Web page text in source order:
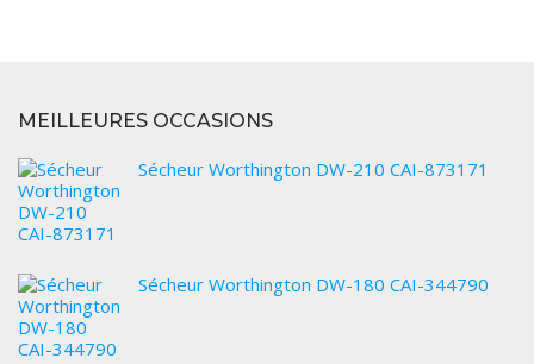
MEILLEURES OCCASIONS
Sécheur Worthington DW-210 CAI-873171
Sécheur Worthington DW-180 CAI-344790